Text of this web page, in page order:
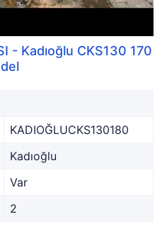
- Kadıoğlu CKS130 170
KADIOĞLUCKS130180
Kadıoğlu
Var
2